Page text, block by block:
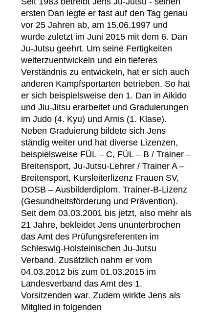
ersten Dan legte er fast auf den Tag genau
vor 25 Jahren ab, am 15.06.1997 und
wurde zuletzt im Juni 2015 mit dem 6. Dan
Ju-Jutsu geehrt. Um seine Fertigkeiten
weiterzuentwickeln und ein tieferes
Verständnis zu entwickeln, hat er sich auch
anderen Kampfsportarten betrieben. So hat
er sich beispielsweise den 1. Dan in Aikido
und Jiu-Jitsu erarbeitet und Graduierungen
im Judo (4. Kyu) und Arnis (1. Klase).
Neben Graduierung bildete sich Jens
ständig weiter und hat diverse Lizenzen,
beispielsweise FÜL – C, FÜL – B / Trainer –
Breitensport, Ju-Jutsu-Lehrer / Trainer A –
Breitensport, Kursleiterlizenz Frauen SV,
DOSB – Ausbilderdiplom, Trainer-B-Lizenz
(Gesundheitsförderung und Prävention).
Seit dem 03.03.2001 bis jetzt, also mehr als
21 Jahre, bekleidet Jens ununterbrochen
das Amt des Prüfungsreferenten im
Schleswig-Holsteinischen Ju-Jutsu
Verband. Zusätzlich nahm er vom
04.03.2012 bis zum 01.03.2015 im
Landesverband das Amt des 1.
Vorsitzenden war. Zudem wirkte Jens als
Mitglied in folgenden